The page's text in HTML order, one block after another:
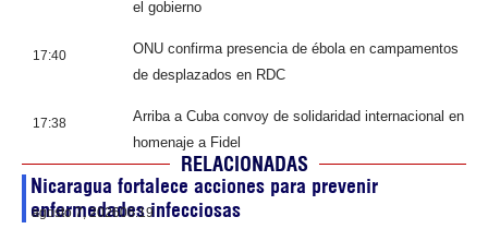
el gobierno
17:40
ONU confirma presencia de ébola en campamentos
de desplazados en RDC
17:38
Arriba a Cuba convoy de solidaridad internacional en
homenaje a Fidel
RELACIONADAS
Nicaragua fortalece acciones para prevenir
enfermedades infecciosas
agosto 7, 202606:19